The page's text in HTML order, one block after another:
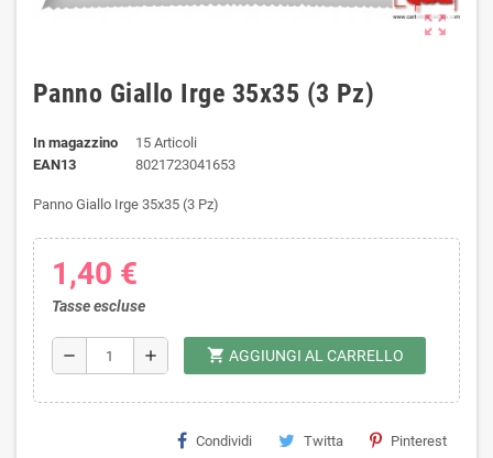
zoom_out_map
Panno Giallo Irge 35x35 (3 Pz)
In magazzino
15 Articoli
EAN13
8021723041653
Panno Giallo Irge 35x35 (3 Pz)
1,40 €
Tasse escluse
remove add shopping_cart AGGIUNGI AL CARRELLO
Condividi Twitta Pinterest